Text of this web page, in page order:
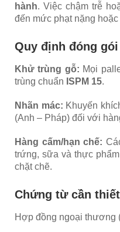
hành. Việc chậm trễ
đến mức phạt nặng
Quy định đóng
Khử trùng gỗ: Mọi
trùng chuẩn ISPM 15.
Nhãn mác: Khuyến
(Anh – Pháp) đối với
Hàng cấm/hạn chế:
trứng, sữa và thực
chặt chẽ.
Chứng từ cần
Hợp đồng ngoại thương